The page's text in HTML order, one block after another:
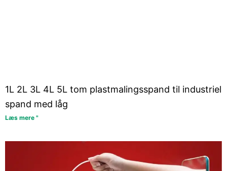
1L 2L 3L 4L 5L tom plastmalingsspand til industriel
spand med låg
Læs mere "